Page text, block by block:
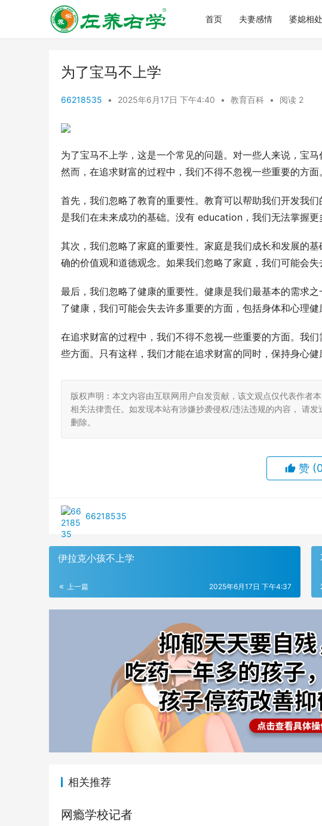
首页 夫妻感情 婆媳相处
为了宝马不上学
66218535 • 2025年6月17日 下午4:40 • 教育百科 • 阅读 2
为了宝马不上学，这是一个常见的问题。对一些人来说，宝
然而，在追求财富的过程中，我们不得不忽视一些重要的方面。
首先，我们忽略了教育的重要性。教育可以帮助我们开发我
是我们在未来成功的基础。没有 education，我们无法掌握更
其次，我们忽略了家庭的重要性。家庭是我们成长和发展的
确的价值观和道德观念。如果我们忽略了家庭，我们可能会失
最后，我们忽略了健康的重要性。健康是我们最基本的需求
了健康，我们可能会失去许多重要的方面，包括身体和心理健
在追求财富的过程中，我们不得不忽视一些重要的方面。我
些方面。只有这样，我们才能在追求财富的同时，保持身心健
版权声明：本文内容由互联网用户自发贡献，该文观点仅代表作者
相关法律责任。如发现本站有涉嫌抄袭侵权/违法违规的内容， 请
删除。
赞
66218535
伊拉克小孩不上学
上一篇 2025年6月17日 下午4:37
相关推荐
网瘾学校记者